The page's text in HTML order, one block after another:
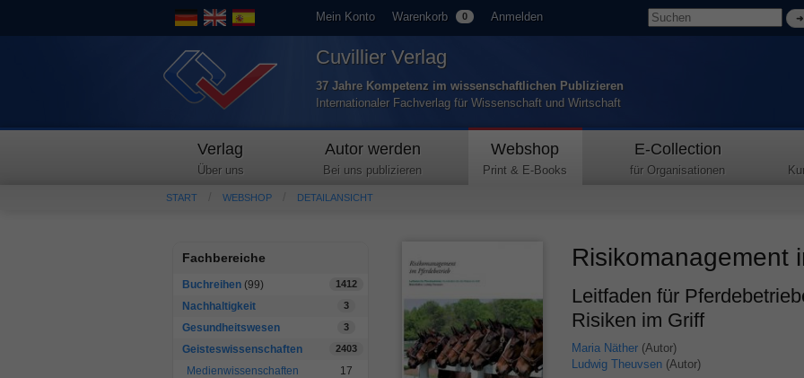
Mein Konto Warenkorb 0 Anmelden
Cuvillier Verlag
37 Jahre Kompetenz im wissenschaftlichen Publizieren
Internationaler Fachverlag für Wissenschaft und Wirtschaft
Verlag
Über uns
Autor werden
Bei uns publizieren
Webshop
Print & E-Books
E-Collection
für Organisationen
START WEBSHOP DETAILANSICHT
Fachbereiche
Buchreihen (99) 1412
Nachhaltigkeit 3
Gesundheitswesen 3
Geisteswissenschaften 2403
Medienwissenschaften
17
Risikomanagement
Leitfaden für
Risiken im Griff
Maria Näther(Autor)
Ludwig Theuvsen(Autor)